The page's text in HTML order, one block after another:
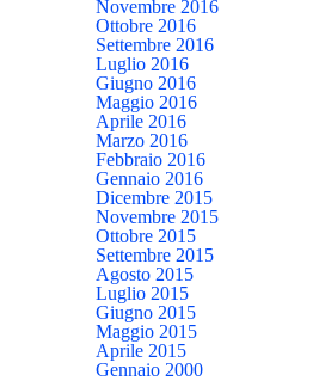
Novembre 2016
Ottobre 2016
Settembre 2016
Luglio 2016
Giugno 2016
Maggio 2016
Aprile 2016
Marzo 2016
Febbraio 2016
Gennaio 2016
Dicembre 2015
Novembre 2015
Ottobre 2015
Settembre 2015
Agosto 2015
Luglio 2015
Giugno 2015
Maggio 2015
Aprile 2015
Gennaio 2000